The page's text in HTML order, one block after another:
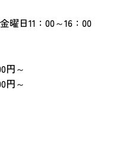
曜日11：00～16：00
円～
円～